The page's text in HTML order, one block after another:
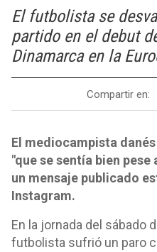
El futbolista se
partido en el debut
Dinamarca en la
Compartir en:
El mediocampista
"que se sentía bien
un mensaje publicado
Instagram.
En la jornada del sábado
futbolista sufrió un paro